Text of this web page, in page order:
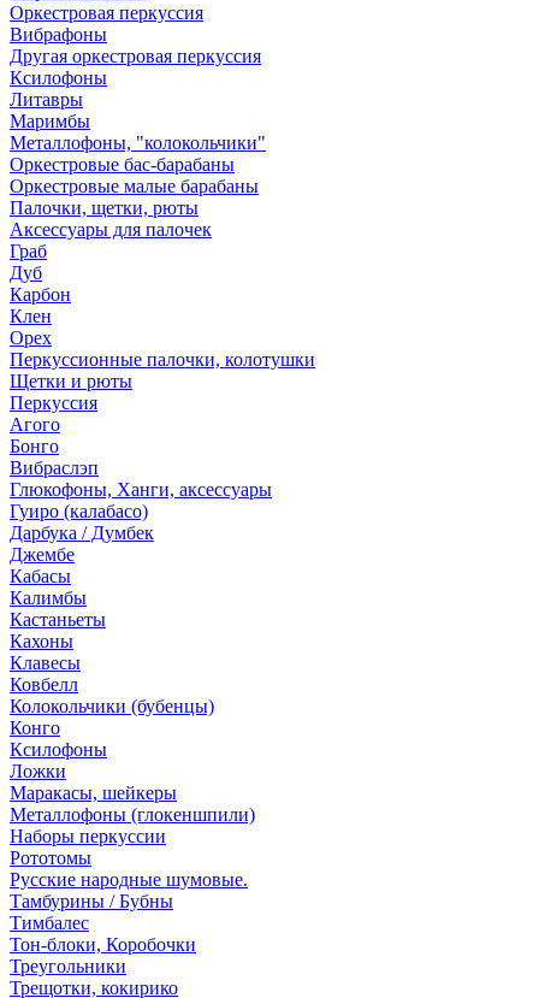
Оркестровая перкуссия
Вибрафоны
Другая оркестровая перкуссия
Ксилофоны
Литавры
Маримбы
Металлофоны, "колокольчики"
Оркестровые бас-барабаны
Оркестровые малые барабаны
Палочки, щетки, рюты
Аксессуары для палочек
Граб
Дуб
Карбон
Клен
Орех
Перкуссионные палочки, колотушки
Щетки и рюты
Перкуссия
Агого
Бонго
Вибраслэп
Глюкофоны, Ханги, аксессуары
Гуиро (калабасо)
Дарбука / Думбек
Джембе
Кабасы
Калимбы
Кастаньеты
Кахоны
Клавесы
Ковбелл
Колокольчики (бубенцы)
Конго
Ксилофоны
Ложки
Маракасы, шейкеры
Металлофоны (глокеншпили)
Наборы перкуссии
Рототомы
Русские народные шумовые.
Тамбурины / Бубны
Тимбалес
Тон-блоки, Коробочки
Треугольники
Трещотки, кокирико